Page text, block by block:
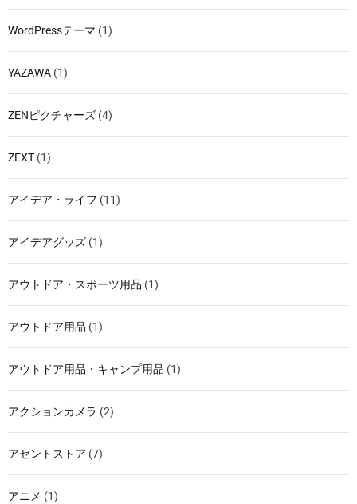
WordPressテーマ (1)
YAZAWA (1)
ZENピクチャーズ (4)
ZEXT (1)
アイデア・ライフ (11)
アイデアグッズ (1)
アウトドア・スポーツ用品 (1)
アウトドア用品 (1)
アウトドア用品・キャンプ用品 (1)
アクションカメラ (2)
アセントストア (7)
アニメ (1)